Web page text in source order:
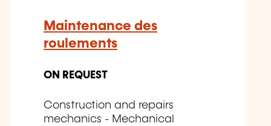
Maintenance des
roulements
ON REQUEST
Construction and repairs
mechanics - Mechanical